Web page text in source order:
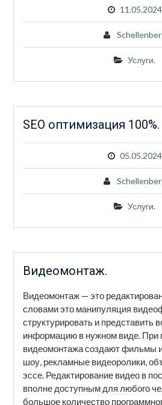
11.05.2024
Услуги.
SEO оптимизация 100%.
05.05.2024
Услуги.
Видеомонтаж.
Видеомонтаж — это
словами это манипуляция
структурировать и представить
информацию в нужном виде. При
видеомонтажа создают фильмы
шоу, рекламные видеоролики,
эссе. Редактирование видео в
вполне доступным для любого
большое количество